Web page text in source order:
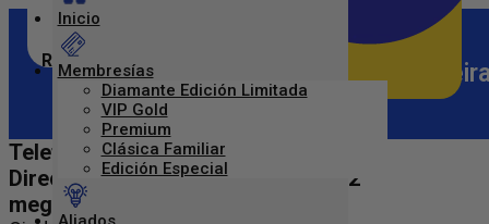
Inicio
Membresías
Diamante Edición Limitada
VIP Gold
Premium
Clásica Familiar
Edición Especial
Realizar pago
Ingreso Clientes
Lyda Maria Cano Salazar –
Telefono: 3214545
Dirección: cr 19 12-50 plataforma 2
megacentro pinares